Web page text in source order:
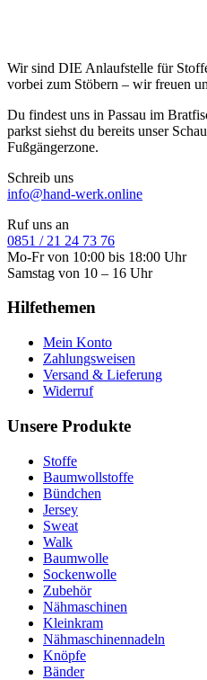
Wir sind DIE Anlaufstelle für
vorbei zum Stöbern – wir freuen
Du findest uns in Passau im
parkst siehst du bereits unser
Fußgängerzone.
Schreib uns
info@hand-werk.online
Ruf uns an
0851 / 21 24 73 76
Mo-Fr von 10:00 bis 18:00 Uhr
Samstag von 10 – 16 Uhr
Hilfethemen
Mein Konto
Zahlungsweisen
Versand & Lieferung
Widerruf
Unsere Produkte
Stoffe
Baumwollstoffe
Bündchen
Jersey
Sweat
Walk
Baumwolle
Sockenwolle
Zubehör
Nähmaschinen
Kleinkram
Nähmaschinennadeln
Knöpfe
Bänder